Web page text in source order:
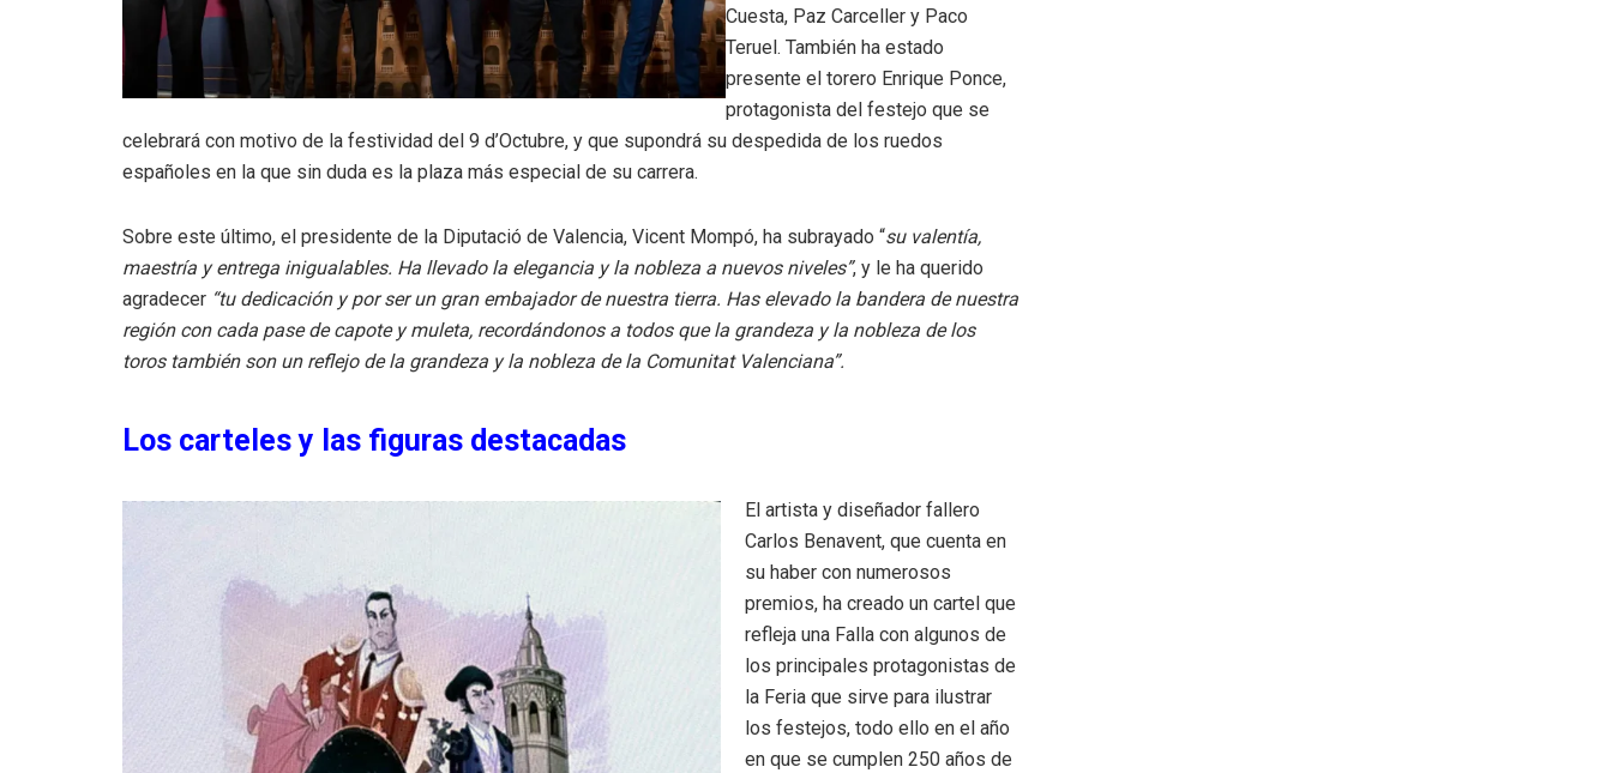
Cuesta, Paz Carceller y Paco
Teruel. También ha estado
presente el torero Enrique Ponce,
protagonista del festejo que se
celebrará con motivo de la festividad del 9 d’Octubre, y que supondrá su despedida de los ruedos
españoles en la que sin duda es la plaza más especial de su carrera.
Sobre este último, el presidente de la Diputació de Valencia, Vicent Mompó, ha subrayado “su valentía,
maestría y entrega inigualables. Ha llevado la elegancia y la nobleza a nuevos niveles”, y le ha querido
agradecer “tu dedicación y por ser un gran embajador de nuestra tierra. Has elevado la bandera de nuestra
región con cada pase de capote y muleta, recordándonos a todos que la grandeza y la nobleza de los
toros también son un reflejo de la grandeza y la nobleza de la Comunitat Valenciana”.
Los carteles y las figuras destacadas
El artista y diseñador fallero
Carlos Benavent, que cuenta en
su haber con numerosos
premios, ha creado un cartel que
refleja una Falla con algunos de
los principales protagonistas de
la Feria que sirve para ilustrar
los festejos, todo ello en el año
en que se cumplen 250 años de